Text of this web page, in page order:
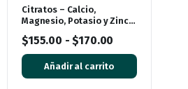
Citratos – Calcio,
Magnesio, Potasio y Zinc
Frutos Rojos (250 g)
$155.00 -$170.00
Añadir al carrito